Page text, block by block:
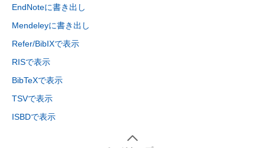
EndNoteに書き出し
Mendeleyに書き出し
Refer/BibIXで表示
RISで表示
BibTeXで表示
TSVで表示
ISBDで表示